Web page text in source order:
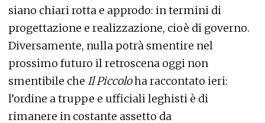
siano chiari rotta e approdo: in termini di
progettazione e realizzazione, cioè di governo.
Diversamente, nulla potrà smentire nel
prossimo futuro il retroscena oggi non
smentibile che Il Piccoloha raccontato ieri:
l’ordine a truppe e ufficiali leghisti è di
rimanere in costante assetto da